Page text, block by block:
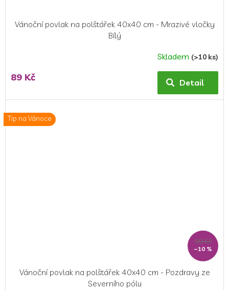
Vánoční povlak na polštářek 40x40 cm - Mrazivé vločky
Bílý
produktu
z
5
Skladem (>10 ks)
89 Kč Detail
Tip na Vánoce
99 Kč
–10 %
Vánoční povlak na polštářek 40x40 cm - Pozdravy ze
Severního pólu